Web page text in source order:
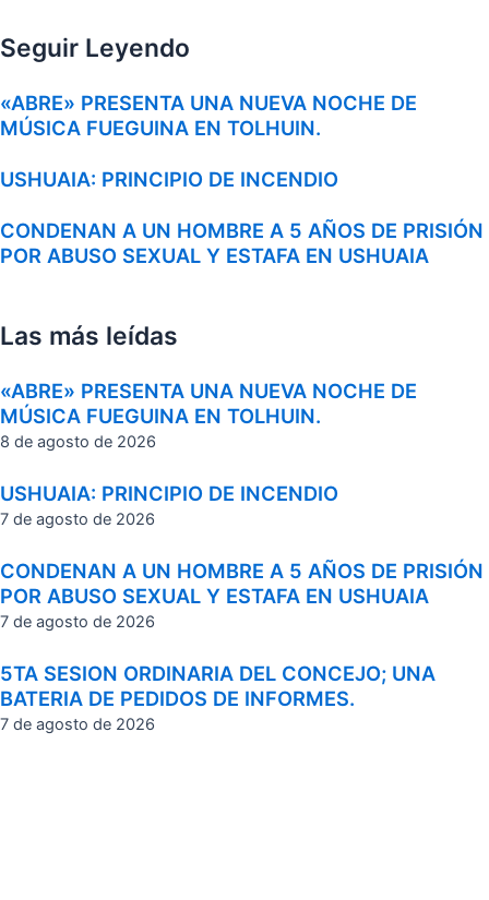
Seguir Leyendo
«ABRE» PRESENTA UNA NUEVA NOCHE DE
MÚSICA FUEGUINA EN TOLHUIN.
USHUAIA: PRINCIPIO DE INCENDIO
CONDENAN A UN HOMBRE A 5 AÑOS DE PRISIÓN
POR ABUSO SEXUAL Y ESTAFA EN USHUAIA
Las más leídas
«ABRE» PRESENTA UNA NUEVA NOCHE DE
MÚSICA FUEGUINA EN TOLHUIN.
8 de agosto de 2026
USHUAIA: PRINCIPIO DE INCENDIO
7 de agosto de 2026
CONDENAN A UN HOMBRE A 5 AÑOS DE PRISIÓN
POR ABUSO SEXUAL Y ESTAFA EN USHUAIA
7 de agosto de 2026
5TA SESION ORDINARIA DEL CONCEJO; UNA
BATERIA DE PEDIDOS DE INFORMES.
7 de agosto de 2026